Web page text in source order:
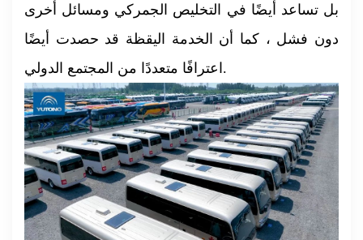
بل تساعد أيضًا في التخليص الجمركي ومسائل أخرى
دون فشل ، كما أن الخدمة اليقظة قد حصدت أيضًا
اعترافًا متعددًا من المجتمع الدولي.